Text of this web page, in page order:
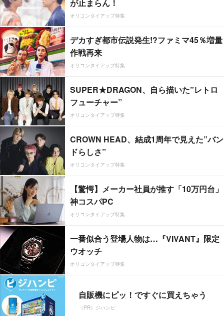
が止まらん！
オリコンタイアップ特集
デカすぎ都市伝説発生!?ファミマ45％増量
作戦再来
オリコンタイアップ特集
SUPER★DRAGON、自ら描いた”レトロ
フューチャー”
オリコンタイアップ特集
CROWN HEAD、結成1周年で見えた”バン
ドらしさ”
オリコンタイアップ特集
【驚愕】メーカー社員が推す「10万円台」
神コスパPC
オリコンタイアップ特集
一番似合う登場人物は…『VIVANT』限定
ウオッチ
オリコンタイアップ特集
自販機にピッ！ですぐに買えちゃう
（PR）ジハンピ